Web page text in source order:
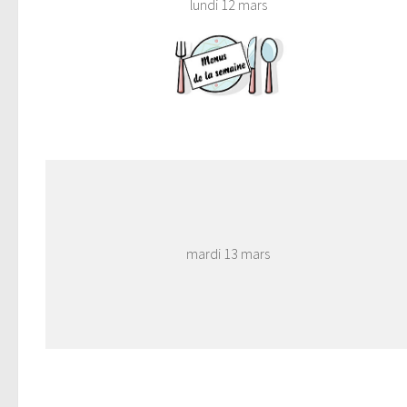
lundi 12 mars
mardi 13 mars